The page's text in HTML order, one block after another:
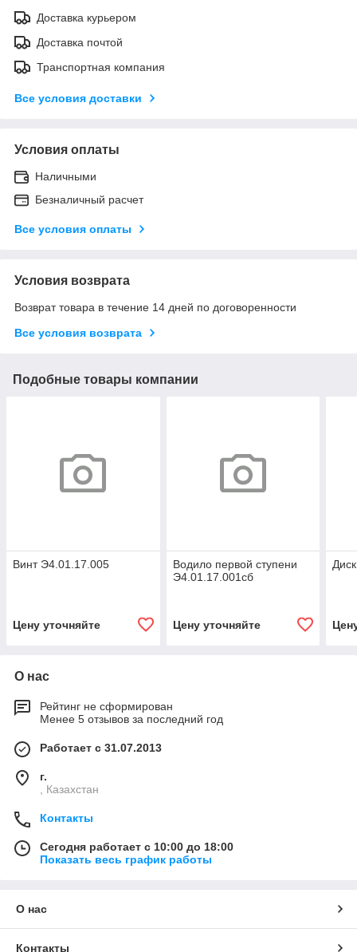
Доставка курьером
Доставка почтой
Транспортная компания
Все условия доставки
Условия оплаты
Наличными
Безналичный расчет
Все условия оплаты
Условия возврата
Возврат товара в течение 14 дней по договоренности
Все условия возврата
Подобные товары компании
Винт Э4.01.17.005
Цену уточняйте
Водило первой ступени
Э4.01.17.001сб
Цену уточняйте
О нас
Рейтинг не сформирован
Менее 5 отзывов за последний год
Работает с 31.07.2013
г.
, Казахстан
Контакты
Сегодня работает с 10:00 до 18:00
Показать весь график работы
О нас
Контакты